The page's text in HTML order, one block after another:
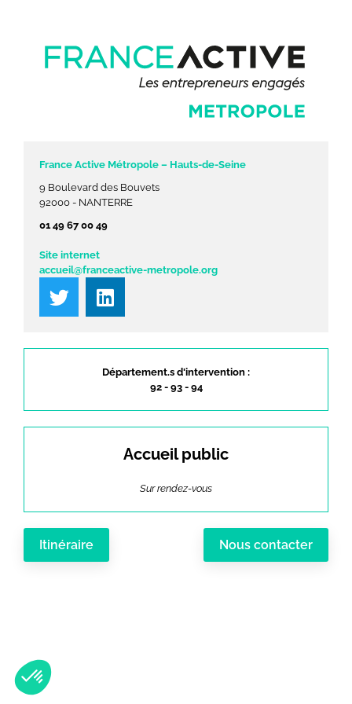
France Active Métropole – Hauts-de-Seine
9 Boulevard des Bouvets
92000 - NANTERRE
01 49 67 00 49
Site internet
accueil@franceactive-metropole.org
Département.s d'intervention :
92 - 93 - 94
Accueil public
Sur rendez-vous
Itinéraire Nous contacter